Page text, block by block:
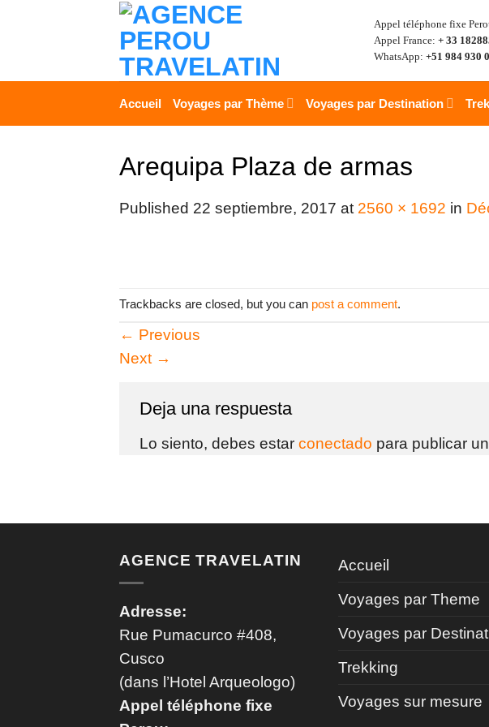
Appel téléphone fixe
Appel France: + 33
WhatsApp: +51 984 930
Accueil Voyages par Thème Voyages par Destination
Arequipa Plaza de armas
Published 22 septiembre, 2017 at 2560 × 1692 in
Trackbacks are closed, but you can post a comment.
← Previous
Next →
Deja una respuesta
Lo siento, debes estar conectado para publicar
AGENCE TRAVELATIN
Adresse:
Rue Pumacurco #408,
Cusco
(dans l’Hotel Arqueologo)
Appel téléphone fixe
Accueil
Voyages par Theme
Voyages par
Trekking
Voyages sur mesure